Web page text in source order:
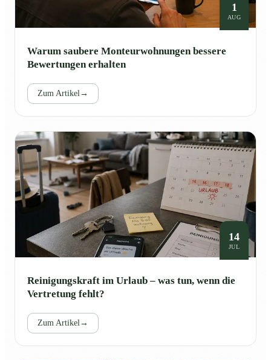
1
AUG
Warum saubere Monteurwohnungen bessere
Bewertungen erhalten
Zum Artikel→
14
JUL
Reinigungskraft im Urlaub – was tun, wenn die
Vertretung fehlt?
Zum Artikel→